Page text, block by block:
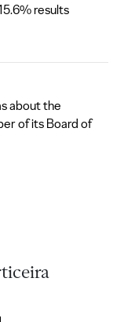
results
about the
of its Board of